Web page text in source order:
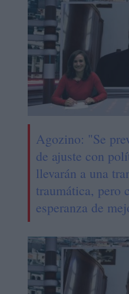
Agozino: "Se
de ajuste con
llevarán a una
traumática, pero
esperanza de